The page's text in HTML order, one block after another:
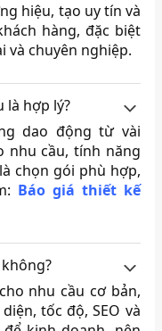
hiệu, tạo uy tín và
hàng, đặc biệt
và chuyên nghiệp.
là hợp lý?
dao động từ vài
nhu cầu, tính năng
chọn gói phù hợp,
Báo giá thiết kế
nhu cầu cơ bản,
tốc độ, SEO và